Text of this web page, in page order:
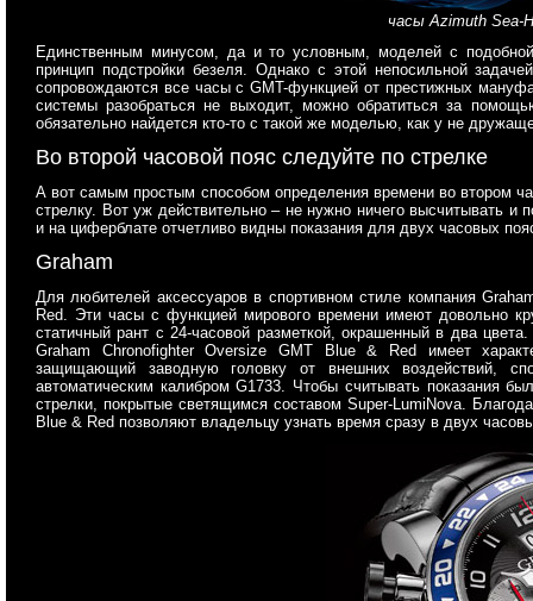
часы Azimuth Sea-
Единственным минусом, да и то условным, моделей с
принцип подстройки безеля. Однако с этой непосильной
сопровождаются все часы с GMT-функцией от престижных
системы разобраться не выходит, можно обратиться за
обязательно найдется кто-то с такой же моделью, как у не
Во второй часовой пояс следуйте по стрелке
А вот самым простым способом определения времени во втором
стрелку. Вот уж действительно – не нужно ничего высчитывать и
и на циферблате отчетливо видны показания для двух часовых
Graham
Для любителей аксессуаров в спортивном стиле компания
Red. Эти часы с функцией мирового времени имеют довольно
статичный рант с 24-часовой разметкой, окрашенный в два
Graham Chronofighter Oversize GMT Blue & Red имеет
защищающий заводную головку от внешних воздействий,
автоматическим калибром G1733. Чтобы считывать показания
стрелки, покрытые светящимся составом Super-LumiNova.
Blue & Red позволяют владельцу узнать время сразу в двух